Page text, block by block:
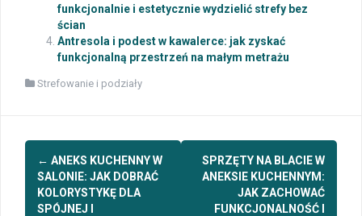
funkcjonalnie i estetycznie wydzielić strefy bez
ścian
Antresola i podest w kawalerce: jak zyskać
funkcjonalną przestrzeń na małym metrażu
Strefowanie i podziały
Post
navigation
← ANEKS KUCHENNY W
SALONIE: JAK DOBRAĆ
KOLORYSTYKĘ DLA
SPÓJNEJ I
SPRZĘTY NA BLACIE W
ANEKSIE KUCHENNYM:
JAK ZACHOWAĆ
FUNKCJONALNOŚĆ I